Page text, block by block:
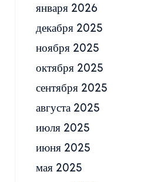
января 2026
декабря 2025
ноября 2025
октября 2025
сентября 2025
августа 2025
июля 2025
июня 2025
мая 2025